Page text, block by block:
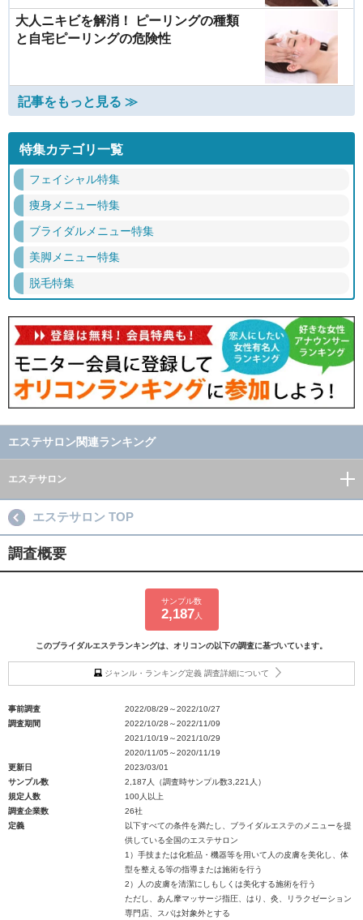
大人ニキビを解消！ ピーリングの種類
と自宅ピーリングの危険性
記事をもっと見る ≫
特集カテゴリ一覧
フェイシャル特集
痩身メニュー特集
ブライダルメニュー特集
美脚メニュー特集
脱毛特集
エステサロン関連ランキング
エステサロン
エステサロン TOP
調査概要
サンプル数
2,187 人
このブライダルエステランキングは、オリコンの以下の調査に基づいています。
ジャンル・ランキング定義 調査詳細について
事前調査
2022/08/29～2022/10/27
調査期間
2022/10/28～2022/11/09
2021/10/19～2021/10/29
2020/11/05～2020/11/19
更新日
2023/03/01
サンプル数
2,187人（調査時サンプル数3,221人）
規定人数
100人以上
調査企業数
26社
定義
以下すべての条件を満たし、ブライダルエステのメニューを提
供している全国のエステサロン
1）手技または化粧品・機器等を用いて人の皮膚を美化し、体
型を整える等の指導または施術を行う
2）人の皮膚を清潔にしもしくは美化する施術を行う
ただし、あん摩マッサージ指圧、はり、灸、リラクゼーション
専門店、スパは対象外とする